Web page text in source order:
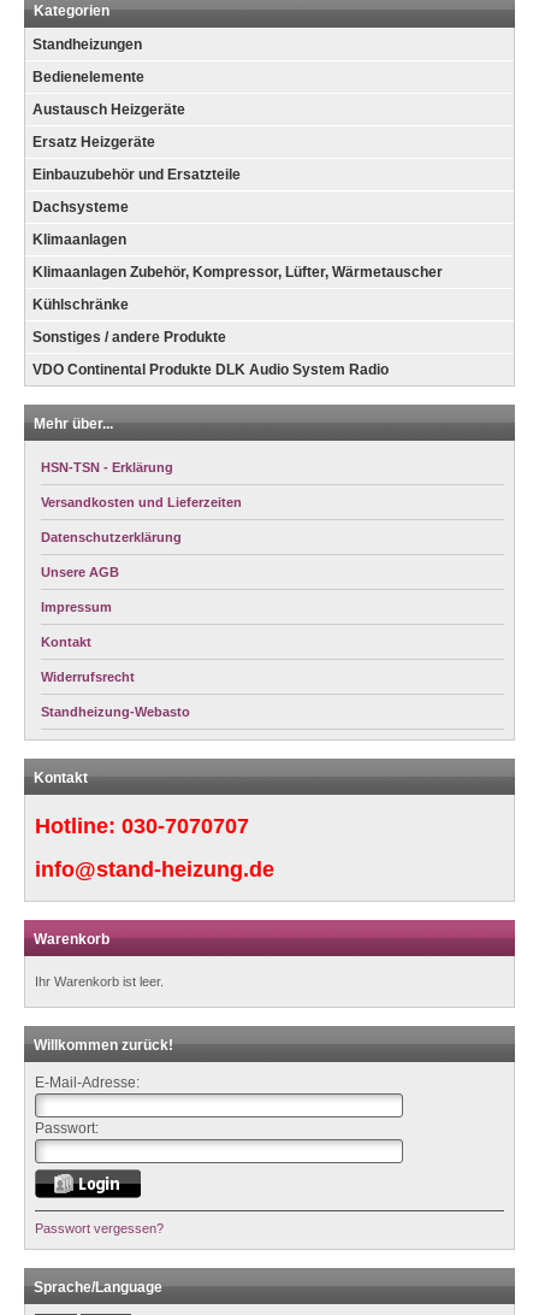
Kategorien
Standheizungen
Bedienelemente
Austausch Heizgeräte
Ersatz Heizgeräte
Einbauzubehör und Ersatzteile
Dachsysteme
Klimaanlagen
Klimaanlagen Zubehör, Kompressor, Lüfter, Wärmetauscher
Kühlschränke
Sonstiges / andere Produkte
VDO Continental Produkte DLK Audio System Radio
Mehr über...
HSN-TSN - Erklärung
Versandkosten und Lieferzeiten
Datenschutzerklärung
Unsere AGB
Impressum
Kontakt
Widerrufsrecht
Standheizung-Webasto
Kontakt
Hotline: 030-7070707
info@stand-heizung.de
Warenkorb
Ihr Warenkorb ist leer.
Willkommen zurück!
E-Mail-Adresse:
Passwort:
Passwort vergessen?
Sprache/Language